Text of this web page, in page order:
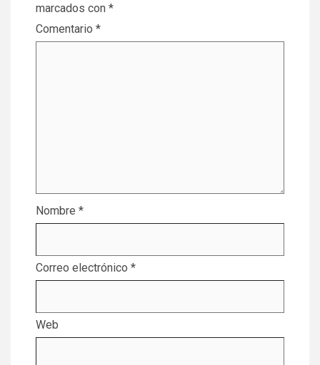
marcados con *
Comentario *
Nombre *
Correo electrónico *
Web